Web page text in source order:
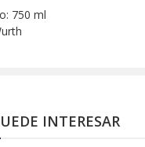
750 ml
INTERESAR